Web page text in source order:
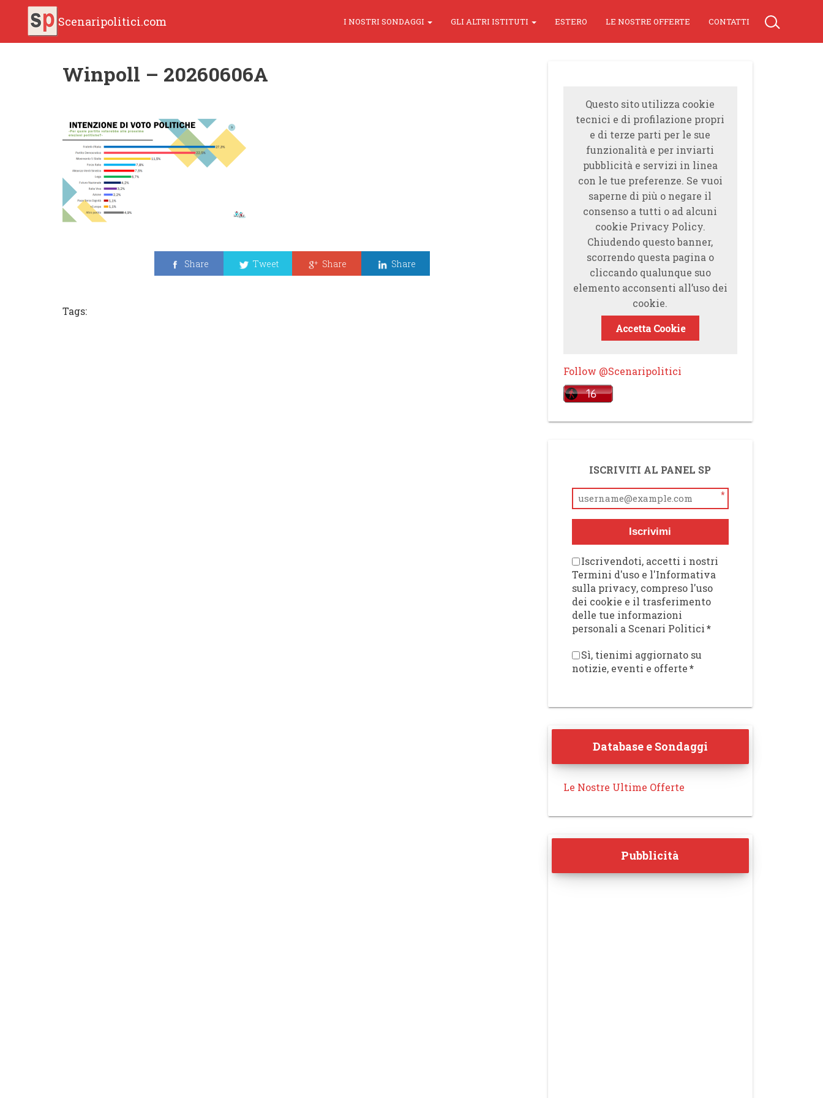
Scenaripolitici.com I NOSTRI SONDAGGI GLI ALTRI ISTITUTI ESTERO LE NOSTRE OFFERTE CONTATTI
Winpoll – 20260606A
Share Tweet Share Share
Tags:
Questo sito utilizza cookie
tecnici e di profilazione propri
e di terze parti per le sue
funzionalità e per inviarti
pubblicità e servizi in linea
con le tue preferenze. Se vuoi
saperne di più o negare il
consenso a tutti o ad alcuni
cookie Privacy Policy.
Chiudendo questo banner,
scorrendo questa pagina o
cliccando qualunque suo
elemento acconsenti all’uso dei
cookie.
Accetta Cookie
Follow @Scenaripolitici
ISCRIVITI AL PANEL SP
*
Iscrivimi
Iscrivendoti, accetti i nostri
Termini d'uso e l'Informativa
sulla privacy, compreso l'uso
dei cookie e il trasferimento
delle tue informazioni
personali a Scenari Politici*
Sì, tienimi aggiornato su
notizie, eventi e offerte*
Database e Sondaggi
Le Nostre Ultime Offerte
Pubblicità